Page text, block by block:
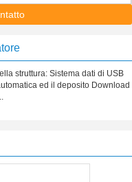
struttura: Sistema dati di USB
ed il deposito Download